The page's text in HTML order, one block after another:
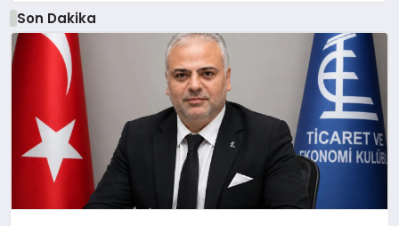
Son Dakika